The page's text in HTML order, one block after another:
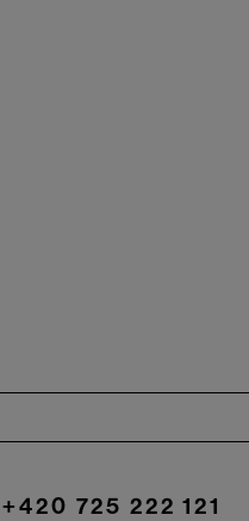
+420 725 222 121